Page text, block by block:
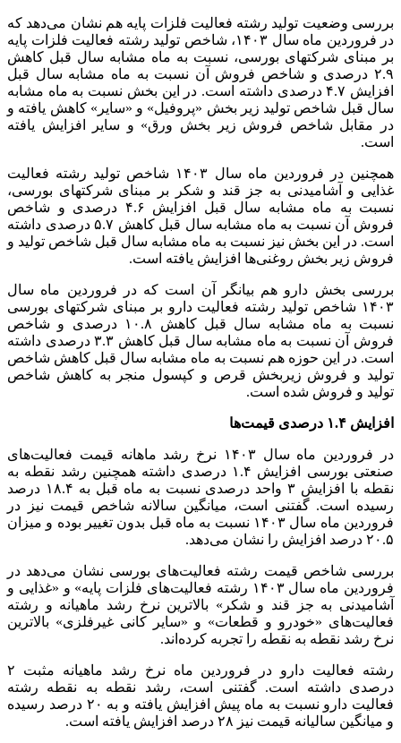
بررسی وضعیت تولید رشته فعالیت فلزات پایه هم نشان می‌دهد که
در فروردین ماه سال ۱۴۰۳، شاخص تولید رشته فعالیت فلزات پایه
بر مبنای شرکتهای بورسی، نسبت به ماه مشابه سال قبل کاهش
۲.۹ درصدی و شاخص فروش آن نسبت به ماه مشابه سال قبل
افزایش ۴.۷ درصدی داشته است. در این بخش نسبت به ماه مشابه
سال قبل شاخص تولید زیر بخش «پروفیل» و «سایر» کاهش یافته و
در مقابل شاخص فروش زیر بخش ورق» و سایر افزایش یافته
است.
همچنین در فروردین ماه سال ۱۴۰۳ شاخص تولید رشته فعالیت
غذایی و آشامیدنی به جز قند و شکر بر مبنای شرکتهای بورسی،
نسبت به ماه مشابه سال قبل افزایش ۴.۶ درصدی و شاخص
فروش آن نسبت به ماه مشابه سال قبل کاهش ۵.۷ درصدی داشته
است. در این بخش نیز نسبت به ماه مشابه سال قبل شاخص تولید و
فروش زیر بخش روغنی‌ها افزایش یافته است.
بررسی بخش دارو هم بیانگر آن است که در فروردین ماه سال
۱۴۰۳ شاخص تولید رشته فعالیت دارو بر مبنای شرکتهای بورسی
نسبت به ماه مشابه سال قبل کاهش ۱۰.۸ درصدی و شاخص
فروش آن نسبت به ماه مشابه سال قبل کاهش ۳.۳ درصدی داشته
است. در این حوزه هم نسبت به ماه مشابه سال قبل کاهش شاخص
تولید و فروش زیربخش قرص و کپسول منجر به کاهش شاخص
تولید و فروش شده است.
افزایش ۱.۴ درصدی قیمت‌ها
در فروردین ماه سال ۱۴۰۳ نرخ رشد ماهانه قیمت فعالیت‌های
صنعتی بورسی افزایش ۱.۴ درصدی داشته همچنین رشد نقطه به
نقطه با افزایش ۳ واحد درصدی نسبت به ماه قبل به ۱۸.۴ درصد
رسیده است. گفتنی است، میانگین سالانه شاخص قیمت نیز در
فروردین ماه سال ۱۴۰۳ نسبت به ماه قبل بدون تغییر بوده و میزان
۲۰.۵ درصد افزایش را نشان می‌دهد.
بررسی شاخص قیمت رشته فعالیت‌های بورسی نشان می‌دهد در
فروردین ماه سال ۱۴۰۳ رشته فعالیت‌های فلزات پایه» و «غذایی و
آشامیدنی به جز قند و شکر» بالاترین نرخ رشد ماهیانه و رشته
فعالیت‌های «خودرو و قطعات» و «سایر کانی غیرفلزی» بالاترین
نرخ رشد نقطه به نقطه را تجربه کرده‌اند.
رشته فعالیت دارو در فروردین ماه نرخ رشد ماهیانه مثبت ۲
درصدی داشته است. گفتنی است، رشد نقطه به نقطه رشته
فعالیت دارو نسبت به ماه پیش افزایش یافته و به ۲۰ درصد رسیده
و میانگین سالیانه قیمت نیز ۲۸ درصد افزایش یافته است.